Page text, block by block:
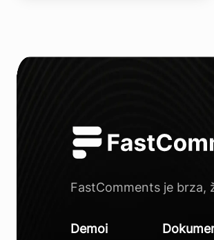
FastComments je brza,
Demoi